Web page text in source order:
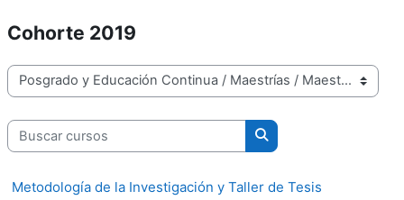
Cohorte 2019
Categorías
Buscar cursos
Buscar cursos
Metodología de la Investigación y Taller de Tesis